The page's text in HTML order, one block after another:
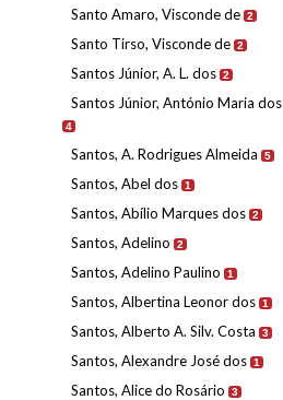
Santo Amaro, Visconde de 2
Santo Tirso, Visconde de 2
Santos Júnior, A. L. dos 2
Santos Júnior, António Maria dos
4
Santos, A. Rodrigues Almeida 5
Santos, Abel dos 1
Santos, Abílio Marques dos 2
Santos, Adelino 2
Santos, Adelino Paulino 1
Santos, Albertina Leonor dos 1
Santos, Alberto A. Silv. Costa 3
Santos, Alexandre José dos 1
Santos, Alice do Rosário 3